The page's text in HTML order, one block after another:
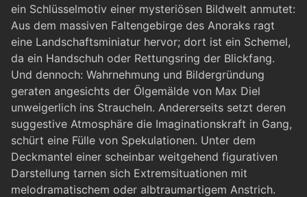
ein Schlüsselmotiv einer mysteriösen Bildwelt anmutet:
Aus dem massiven Faltengebirge des Anoraks ragt
eine Landschaftsminiatur hervor; dort ist ein Schemel,
da ein Handschuh oder Rettungsring der Blickfang.
Und dennoch: Wahrnehmung und Bildergründung
geraten angesichts der Ölgemälde von Max Diel
unweigerlich ins Straucheln. Andererseits setzt deren
suggestive Atmosphäre die Imaginationskraft in Gang,
schürt eine Fülle von Spekulationen. Unter dem
Deckmantel einer scheinbar weitgehend figurativen
Darstellung tarnen sich Extremsituationen mit
melodramatischem oder albtraumartigem Anstrich.